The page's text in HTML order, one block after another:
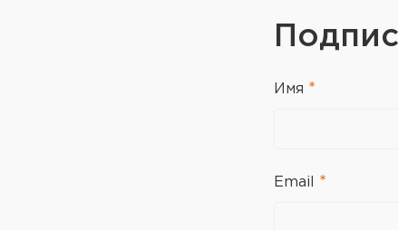
Имя
Email